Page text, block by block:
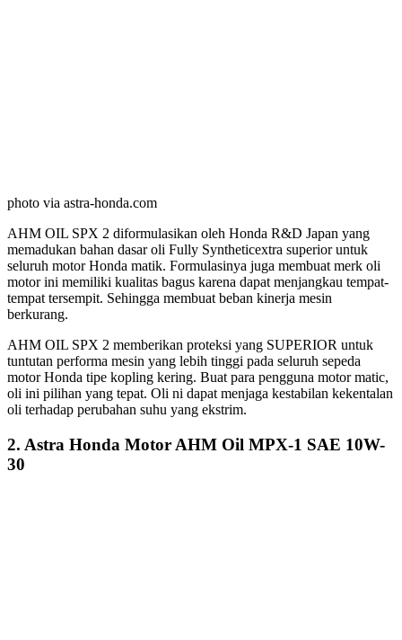
photo via astra-honda.com
AHM OIL SPX 2 diformulasikan oleh Honda R&D Japan yang
memadukan bahan dasar oli Fully Syntheticextra superior untuk
seluruh motor Honda matik. Formulasinya juga membuat merk oli
motor ini memiliki kualitas bagus karena dapat menjangkau tempat-
tempat tersempit. Sehingga membuat beban kinerja mesin
berkurang.
AHM OIL SPX 2 memberikan proteksi yang SUPERIOR untuk
tuntutan performa mesin yang lebih tinggi pada seluruh sepeda
motor Honda tipe kopling kering. Buat para pengguna motor matic,
oli ini pilihan yang tepat. Oli ni dapat menjaga kestabilan kekentalan
oli terhadap perubahan suhu yang ekstrim.
2. Astra Honda Motor AHM Oil MPX-1 SAE 10W-
30